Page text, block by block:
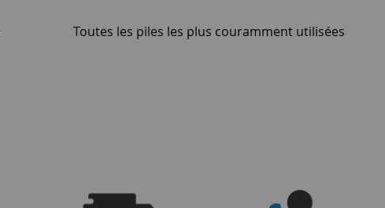
Toutes les piles les plus couramment utilisées